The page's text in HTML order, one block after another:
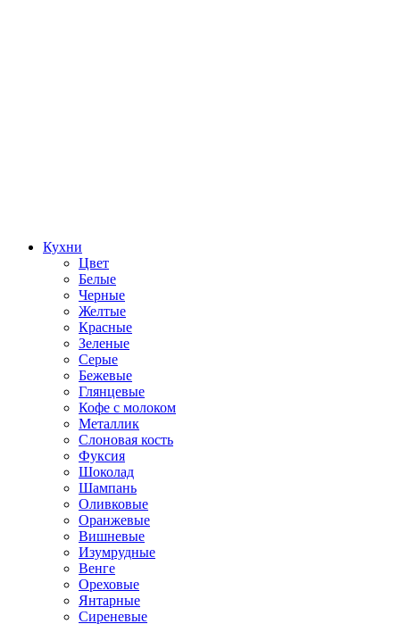
Кухни
Цвет
Белые
Черные
Желтые
Красные
Зеленые
Серые
Бежевые
Глянцевые
Кофе с молоком
Металлик
Слоновая кость
Фуксия
Шоколад
Шампань
Оливковые
Оранжевые
Вишневые
Изумрудные
Венге
Ореховые
Янтарные
Сиреневые